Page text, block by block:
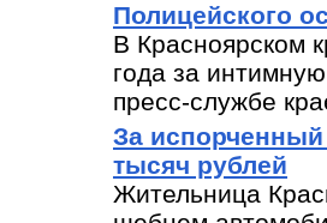
Полицейского
В Красноярском
года за
пресс-службе
За
тысяч рублей
Жительница